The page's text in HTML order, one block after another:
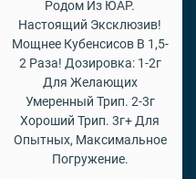
Родом Из ЮАР.
Настоящий Эксклюзив!
Мощнее Кубенсисов В 1,5-
2 Раза! Дозировка: 1-2г
Для Желающих
Умеренный Трип. 2-3г
Хороший Трип. 3г+ Для
Опытных, Максимальное
Погружение.